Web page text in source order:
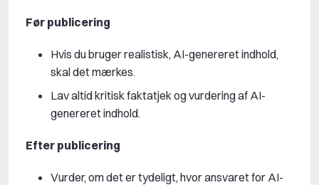
Før publicering
Hvis du bruger realistisk, AI-genereret indhold,
skal det mærkes.
Lav altid kritisk faktatjek og vurdering af AI-
genereret indhold.
Efter publicering
Vurder, om det er tydeligt, hvor ansvaret for AI-